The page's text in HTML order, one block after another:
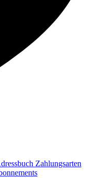
Zahlungsarten